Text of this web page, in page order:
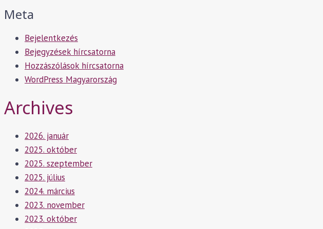
Meta
Bejelentkezés
Bejegyzések hírcsatorna
Hozzászólások hírcsatorna
WordPress Magyarország
Archives
2026. január
2025. október
2025. szeptember
2025. július
2024. március
2023. november
2023. október